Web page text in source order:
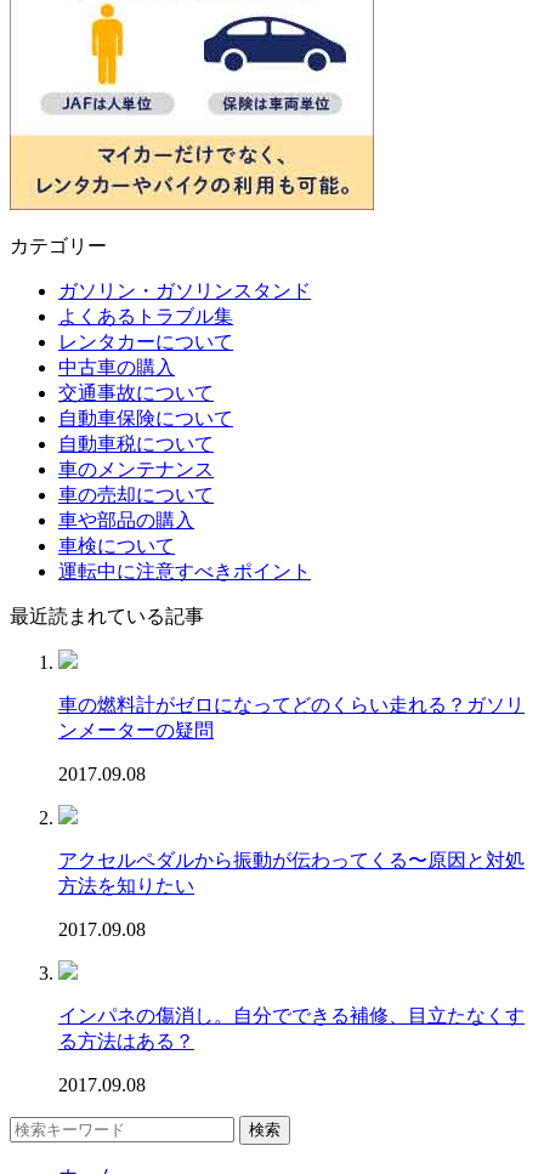
カテゴリー
ガソリン・ガソリンスタンド
よくあるトラブル集
レンタカーについて
中古車の購入
交通事故について
自動車保険について
自動車税について
車のメンテナンス
車の売却について
車や部品の購入
車検について
運転中に注意すべきポイント
最近読まれている記事
車の燃料計がゼロになってどのくらい走れる？ガソリ
ンメーターの疑問
2017.09.08
アクセルペダルから振動が伝わってくる〜原因と対処
方法を知りたい
2017.09.08
インパネの傷消し。自分でできる補修、目立たなくす
る方法はある？
2017.09.08